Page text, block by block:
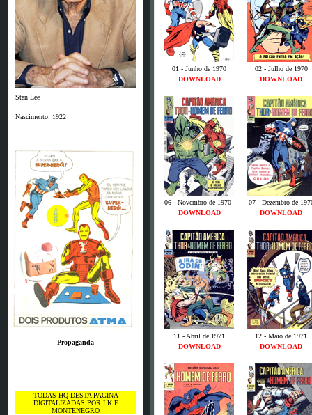
Stan Lee
Nascimento: 1922
Propaganda
TODAS HQ DESTA PAGINA
DIGITALIZADAS POR LK E
MONTENEGRO
01 - Junho de 1970
02 - Julho de 1970
DOWNLOAD
DOWNLOAD
06 - Novembro de 19700
07 - Dezembro de
DOWNLOAD
DOWNLOAD
11 - Abril de 1971
12 - Maio de 1971
DOWNLOAD
DOWNLOAD